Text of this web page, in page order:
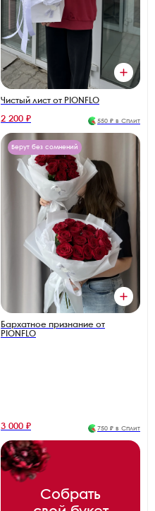
Чистый лист от PIONFLO
2 200 ₽ 550 ₽ в Сплит
Берут без сомнений
Бархатное признание от
PIONFLO
3 000 ₽ 750 ₽ в Сплит
Собрать